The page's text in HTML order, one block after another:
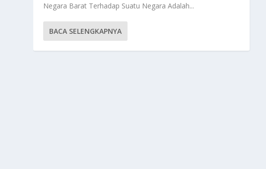
Negara Barat Terhadap Suatu Negara Adalah...
BACA SELENGKAPNYA